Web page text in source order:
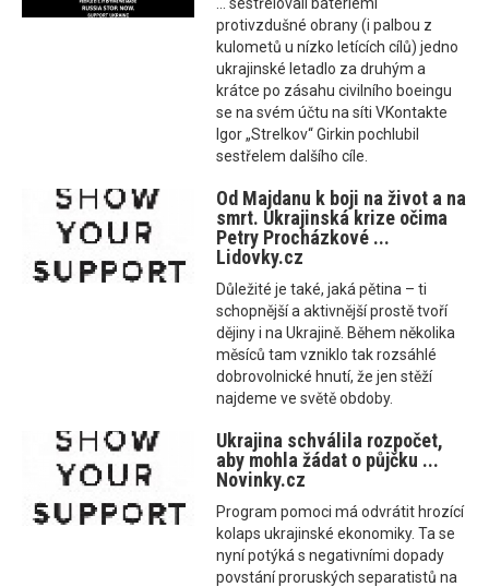
protivzdušné obrany (i palbou z
kulometů u nízko letících cílů) jedno
ukrajinské letadlo za druhým a
krátce po zásahu civilního boeingu
se na svém účtu na síti VKontakte
Igor „Strelkov“ Girkin pochlubil
sestřelem dalšího cíle.
Od Majdanu k boji na život a na
smrt. Ukrajinská krize očima
Petry Procházkové ...
Lidovky.cz
Důležité je také, jaká pětina – ti
schopnější a aktivnější prostě tvoří
dějiny i na Ukrajině. Během několika
měsíců tam vzniklo tak rozsáhlé
dobrovolnické hnutí, že jen stěží
najdeme ve světě obdoby.
Ukrajina schválila rozpočet,
aby mohla žádat o půjčku ...
Novinky.cz
Program pomoci má odvrátit hrozící
kolaps ukrajinské ekonomiky. Ta se
nyní potýká s negativními dopady
povstání proruských separatistů na